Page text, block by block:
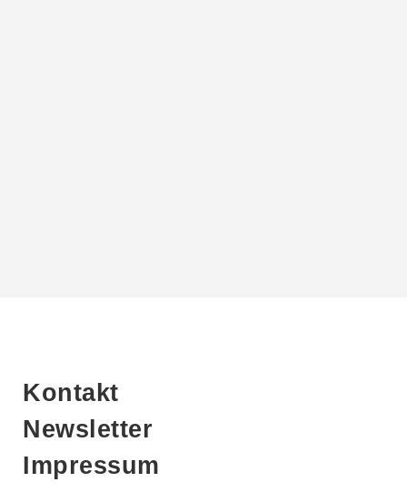
Kontakt
Newsletter
Impressum